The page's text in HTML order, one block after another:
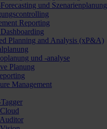
und Szenarienplanung
Reporting
Planning and Analysis (xP&A)
und -analyse
Planung
Management